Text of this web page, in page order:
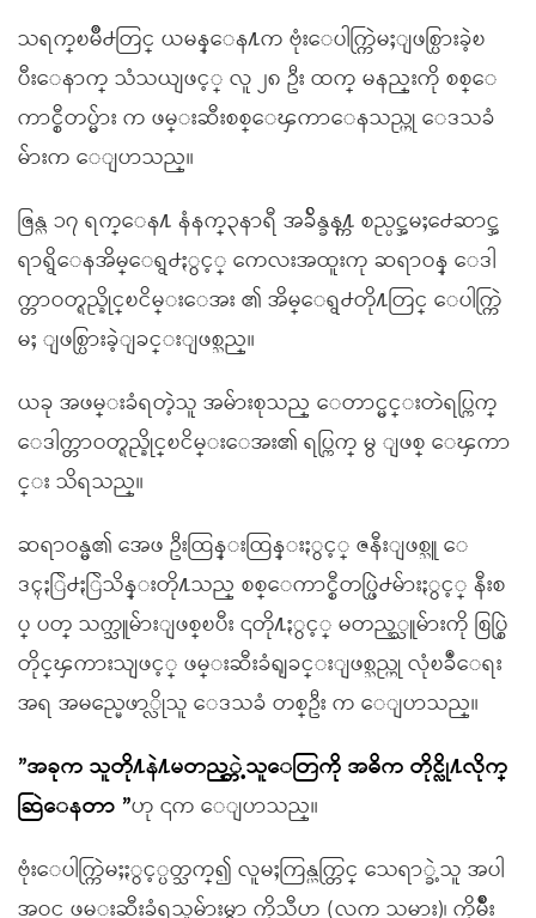
သရက္ၿမိဳ႕တြင္ ယမန္ေန႔က ဗုံးေပါက္ကြဲမႈျဖစ္ပြားခဲ့ၿ
ပီးေနာက္ သံသယျဖင့္ လူ ၂၈ ဦး ထက္ မနည္းကို စစ္ေ
ကာင္စီတပ္မ်ား က ဖမ္းဆီးစစ္ေၾကာေနသည္ဟု ေဒသခံ
မ်ားက ေျပာသည္။
ဇြန္လ ၁၇ ရက္ေန႔ နံနက္၃နာရီ အခ်ိန္ခန႔္က စည္ပင္အမႈ႕ေဆာင္အ
ရာရွိေနအိမ္ေရွ႕ႏွင့္ ကေလးအထူးကု ဆရာဝန္ ေဒါ
က္တာဝတ္ရည္ခိုင္ၿငိမ္းေအး ၏ အိမ္ေရွ႕တို႔တြင္ ေပါက္ကြဲ
မႈ ျဖစ္ပြားခဲ့ျခင္းျဖစ္သည္။
ယခု အဖမ္းခံရတဲ့သူ အမ်ားစုသည္ ေတာင္မင္းတဲရပ္ကြက္
ေဒါက္တာဝတ္ရည္ခိုင္ၿငိမ္းေအး၏ ရပ္ကြက္ မွ ျဖစ္ ေၾကာ
င္း သိရသည္။
ဆရာဝန္မ၏ အေဖ ဦးထြန္းထြန္းႏွင့္ ဇနီးျဖစ္သူ ေ
ဒၚႏြဲ႕ႏြဲသိန္းတို႔သည္ စစ္ေကာင္စီတပ္ဖြဲ႕မ်ားႏွင့္ နီးစ
ပ္ ပတ္ သက္သူမ်ားျဖစ္ၿပီး ၎တို႔ႏွင့္ မတည့္သူမ်ားကို စြပ္စြဲ
တိုင္ၾကားသျဖင့္ ဖမ္းဆီးခံရျခင္းျဖစ္သည္ဟု လုံၿခဳံေရး
အရ အမည္မေဖာ္လိုသူ ေဒသခံ တစ္ဦး က ေျပာသည္။
”အခုက သူတို႔နဲ႔မတည့္တဲ့သူေတြကို အဓိက တိုင္လို႔လိုက္
ဆြဲေနတာ ”ဟု ၎က ေျပာသည္။
ဗုံးေပါက္ကြဲမႈႏွင့္ပတ္သက္၍ လူမႈကြန္ယက္တြင္ သေရာ္ခဲ့သူ အပါ
အဝင္ ဖမ္းဆီးခံရသူမ်ားမွာ ကိုသီဟ (လက္ သမား)၊ ကိုမ်ိဳး